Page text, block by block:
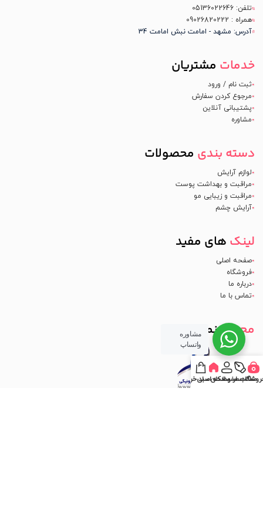
تلفن: 05136022646
همراه : 09026820222
آدرس: مشهد - امامت نبش امامت 34
خدمات مشتریان
ثبت نام / ورود
مرجوع کردن سفارش
پشتیبانی آنلاین
مشاوره
دسته بندی محصولات
لوازم آرایش
مراقبت و بهداشت پوست
مراقبت و زیبایی مو
آرایش چشم
لینک های مفید
صفحه اصلی
فروشگاه
درباره ما
تماس با ما
مجوزاینماد
مطالب مفید
عطر و ادکلن
صفحه اصلیسبد خرید
مشاوره
واتساپ